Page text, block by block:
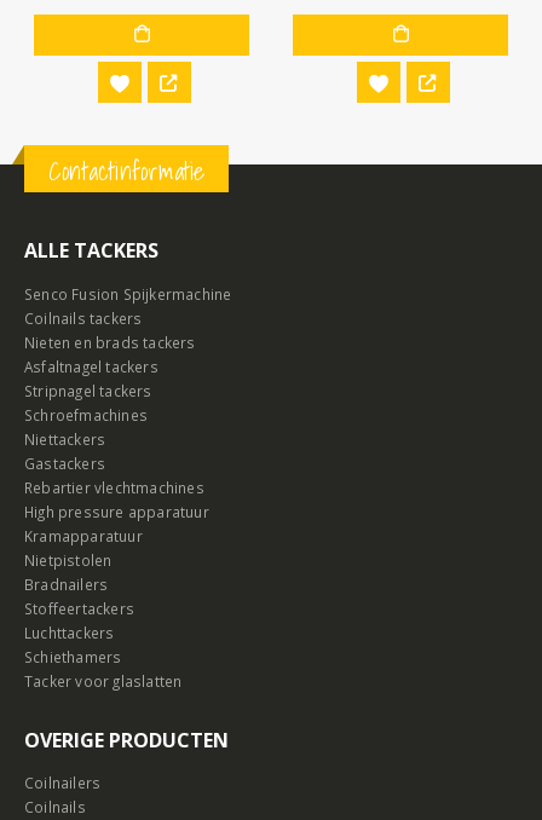
Contactinformatie
ALLE TACKERS
Senco Fusion Spijkermachine
Coilnails tackers
Nieten en brads tackers
Asfaltnagel tackers
Stripnagel tackers
Schroefmachines
Niettackers
Gastackers
Rebartier vlechtmachines
High pressure apparatuur
Kramapparatuur
Nietpistolen
Bradnailers
Stoffeertackers
Luchttackers
Schiethamers
Tacker voor glaslatten
OVERIGE PRODUCTEN
Coilnailers
Coilnails